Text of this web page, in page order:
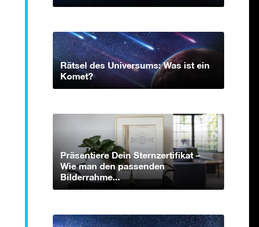
Rätsel des Universums: Was ist ein
Komet?
Präsentiere Dein Sternzertifikat –
Wie man den passenden
Bilderrahme...